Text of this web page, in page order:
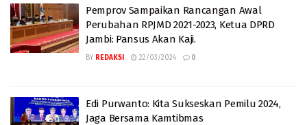
Pemprov Sampaikan Rancangan Awal
Perubahan RPJMD 2021-2023, Ketua DPRD
Jambi: Pansus Akan Kaji.
BY REDAKSI 22/03/2024 0
Edi Purwanto: Kita Sukseskan Pemilu 2024,
Jaga Bersama Kamtibmas